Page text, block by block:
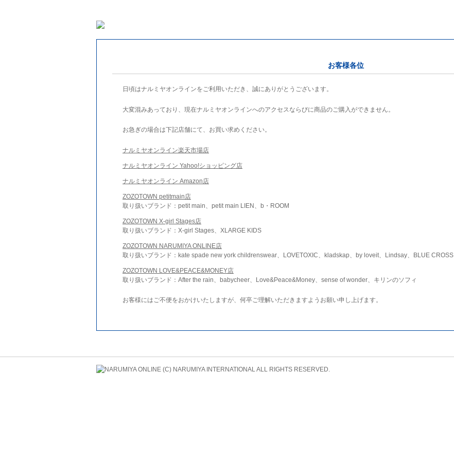
お客様各位
日頃はナルミヤオンラインをご利用いただき、誠にありがとうございます。
大変混みあっており、現在ナルミヤオンラインへのアクセスならびに商品のご購入ができません。
お急ぎの場合は下記店舗にて、お買い求めください。
ナルミヤオンライン楽天市場店
ナルミヤオンライン Yahoo!ショッピング店
ナルミヤオンライン Amazon店
ZOZOTOWN petitmain店
取り扱いブランド：petit main、petit main LIEN、b・ROOM
ZOZOTOWN X-girl Stages店
取り扱いブランド：X-girl Stages、XLARGE KIDS
ZOZOTOWN NARUMIYA ONLINE店
取り扱いブランド：kate spade new york childrenswear、LOVETOXIC、kladskap、by loveit、Lindsay、BLUE CROSS
ZOZOTOWN LOVE&PEACE&MONEY店
取り扱いブランド：After the rain、babycheer、Love&Peace&Money、sense of wonder、キリンのソフィ
お客様にはご不便をおかけいたしますが、何卒ご理解いただきますようお願い申し上げます。